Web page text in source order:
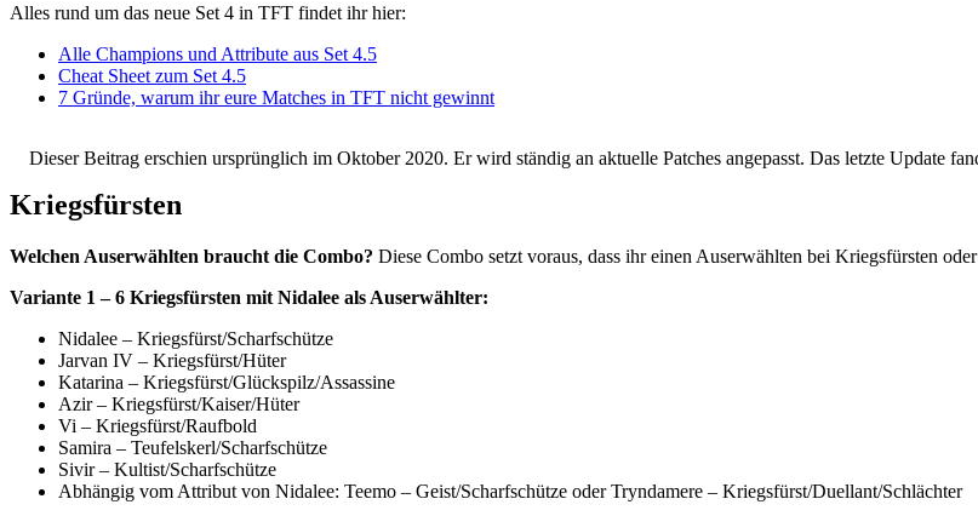
Alles rund um das neue Set 4 in TFT findet ihr hier:
Alle Champions und Attribute aus Set 4.5
Cheat Sheet zum Set 4.5
7 Gründe, warum ihr eure Matches in TFT nicht gewinnt
Dieser Beitrag erschien ursprünglich im Oktober 2020. Er wird ständig an aktuelle Patches angepasst. Das letzte Update
Kriegsfürsten
Welchen Auserwählten braucht die Combo? Diese Combo setzt voraus, dass ihr einen Auserwählten bei Kriegsfürsten
Variante 1 – 6 Kriegsfürsten mit Nidalee als Auserwählter:
Nidalee – Kriegsfürst/Scharfschütze
Jarvan IV – Kriegsfürst/Hüter
Katarina – Kriegsfürst/Glückspilz/Assassine
Azir – Kriegsfürst/Kaiser/Hüter
Vi – Kriegsfürst/Raufbold
Samira – Teufelskerl/Scharfschütze
Sivir – Kultist/Scharfschütze
Abhängig vom Attribut von Nidalee: Teemo – Geist/Scharfschütze oder Tryndamere – Kriegsfürst/Duellant/Schlächter